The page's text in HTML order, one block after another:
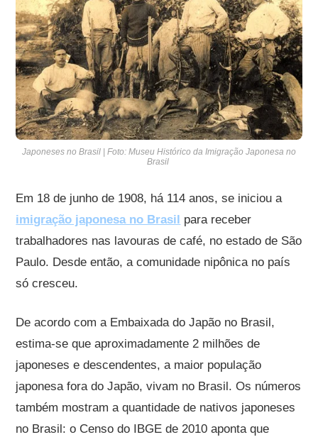
Japoneses no Brasil | Foto: Museu Histórico da Imigração Japonesa no
Brasil
Em 18 de junho de 1908, há 114 anos, se iniciou a
imigração japonesa no Brasil para receber
trabalhadores nas lavouras de café, no estado de São
Paulo. Desde então, a comunidade nipônica no país
só cresceu.
De acordo com a Embaixada do Japão no Brasil,
estima-se que aproximadamente 2 milhões de
japoneses e descendentes, a maior população
japonesa fora do Japão, vivam no Brasil. Os números
também mostram a quantidade de nativos japoneses
no Brasil: o Censo do IBGE de 2010 aponta que